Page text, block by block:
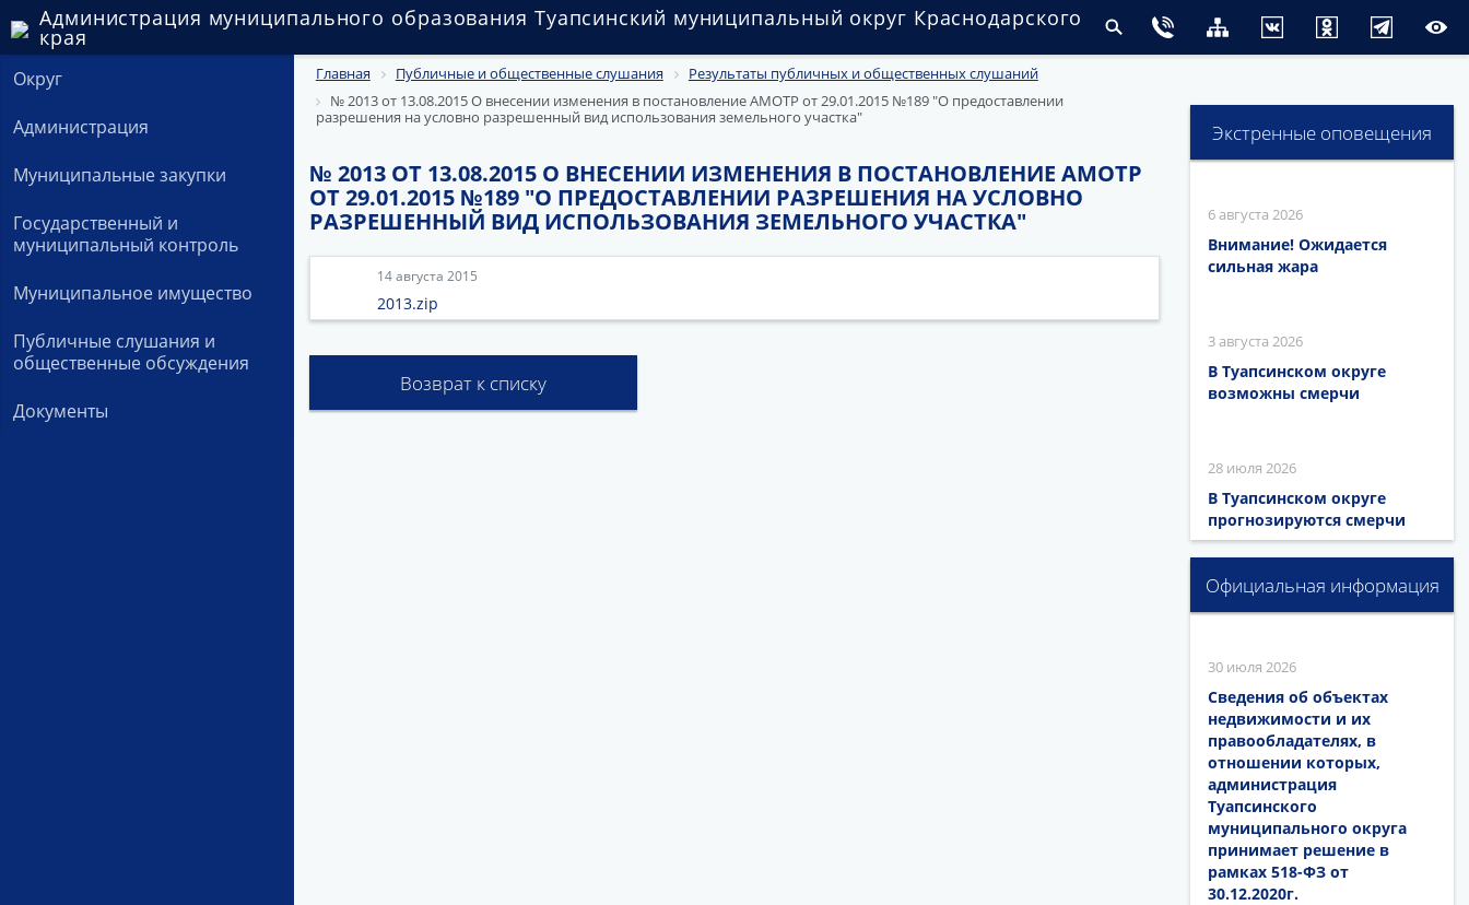
Администрация муниципального образования Туапсинский муниципальный округ Краснодарского
края
Округ
Администрация
Муниципальные закупки
Государственный и
муниципальный контроль
Муниципальное имущество
Публичные слушания и
общественные обсуждения
Документы
Главная Публичные и общественные слушания
Результаты публичных и общественных слушаний
№ 2013 от 13.08.2015 О внесении изменения в постановление АМОТР от 29.01.2015 №189 "О предоставлении
разрешения на условно разрешенный вид использования земельного участка"
№ 2013 ОТ 13.08.2015 О ВНЕСЕНИИ ИЗМЕНЕНИЯ В ПОСТАНОВЛЕНИЕ АМОТР
ОТ 29.01.2015 №189 "О ПРЕДОСТАВЛЕНИИ РАЗРЕШЕНИЯ НА УСЛОВНО
РАЗРЕШЕННЫЙ ВИД ИСПОЛЬЗОВАНИЯ ЗЕМЕЛЬНОГО УЧАСТКА"
14 августа 2015
2013.zip
Возврат к списку
Экстренные оповещения
6 августа 2026
Внимание! Ожидается
сильная жара
3 августа 2026
В Туапсинском округе
возможны смерчи
28 июля 2026
В Туапсинском округе
прогнозируются смерчи
Официальная информация
30 июля 2026
Сведения об объектах
недвижимости и их
правообладателях, в
отношении которых,
администрация
Туапсинского
муниципального округа
принимает решение в
рамках 518-ФЗ от
30.12.2020г.